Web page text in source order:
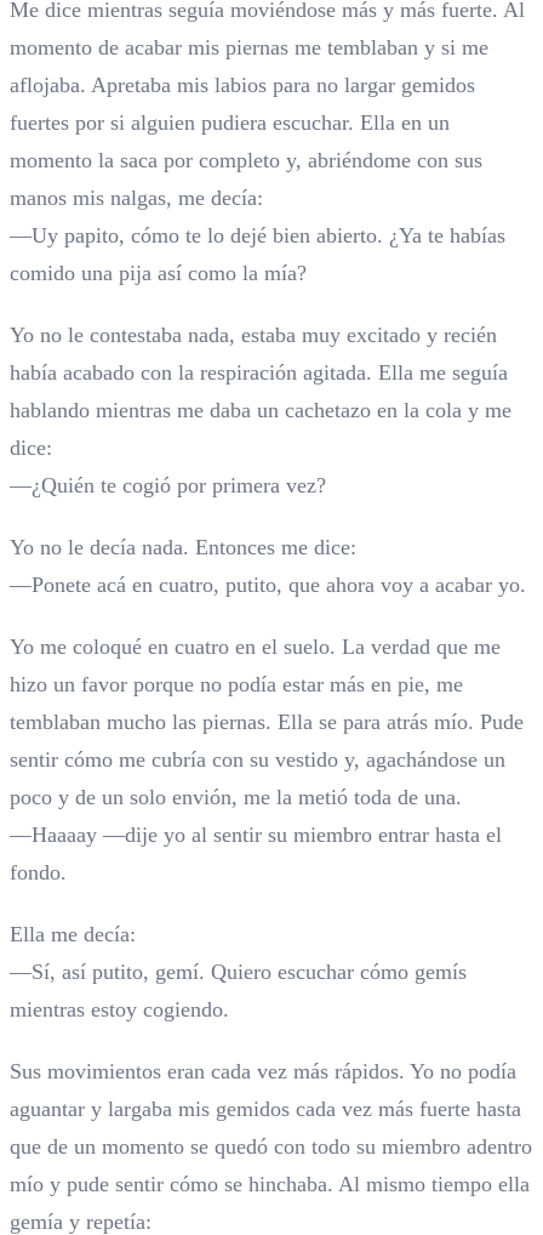
Me dice mientras seguía moviéndose más y más fuerte. Al
momento de acabar mis piernas me temblaban y si me
aflojaba. Apretaba mis labios para no largar gemidos
fuertes por si alguien pudiera escuchar. Ella en un
momento la saca por completo y, abriéndome con sus
manos mis nalgas, me decía:
—Uy papito, cómo te lo dejé bien abierto. ¿Ya te habías
comido una pija así como la mía?
Yo no le contestaba nada, estaba muy excitado y recién
había acabado con la respiración agitada. Ella me seguía
hablando mientras me daba un cachetazo en la cola y me
dice:
—¿Quién te cogió por primera vez?
Yo no le decía nada. Entonces me dice:
—Ponete acá en cuatro, putito, que ahora voy a acabar yo.
Yo me coloqué en cuatro en el suelo. La verdad que me
hizo un favor porque no podía estar más en pie, me
temblaban mucho las piernas. Ella se para atrás mío. Pude
sentir cómo me cubría con su vestido y, agachándose un
poco y de un solo envión, me la metió toda de una.
—Haaaay —dije yo al sentir su miembro entrar hasta el
fondo.
Ella me decía:
—Sí, así putito, gemí. Quiero escuchar cómo gemís
mientras estoy cogiendo.
Sus movimientos eran cada vez más rápidos. Yo no podía
aguantar y largaba mis gemidos cada vez más fuerte hasta
que de un momento se quedó con todo su miembro adentro
mío y pude sentir cómo se hinchaba. Al mismo tiempo ella
gemía y repetía: